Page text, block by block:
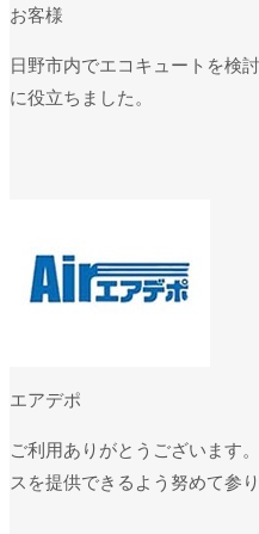
お客様
日野市内でエコキュートを検
に役立ちました。
エアデポ
ご利用ありがとうございます
スを提供できるよう努めて参り